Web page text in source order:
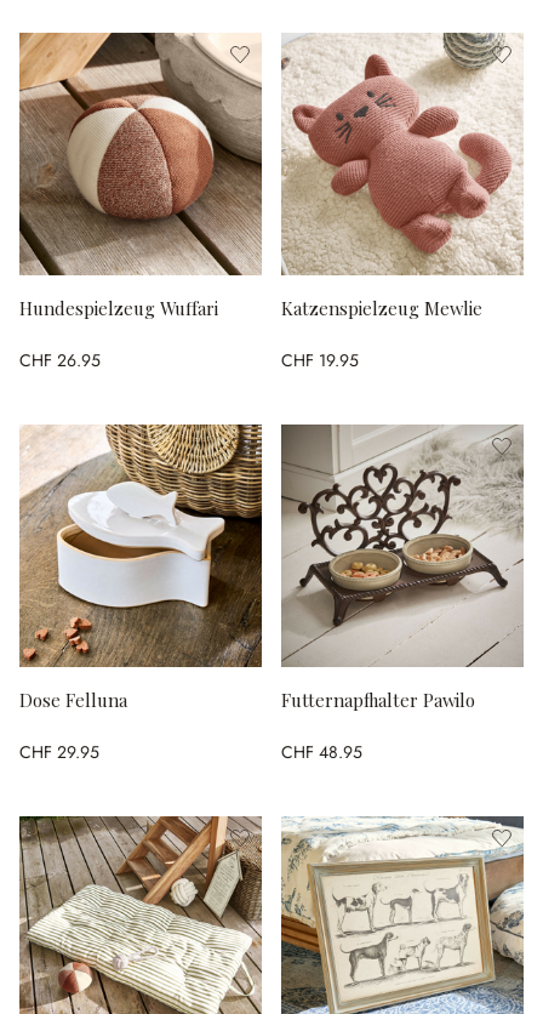
Hundespielzeug Wuffari
CHF 26.95
Katzenspielzeug Mewlie
CHF 19.95
Dose Felluna
CHF 29.95
Futternapfhalter Pawilo
CHF 48.95